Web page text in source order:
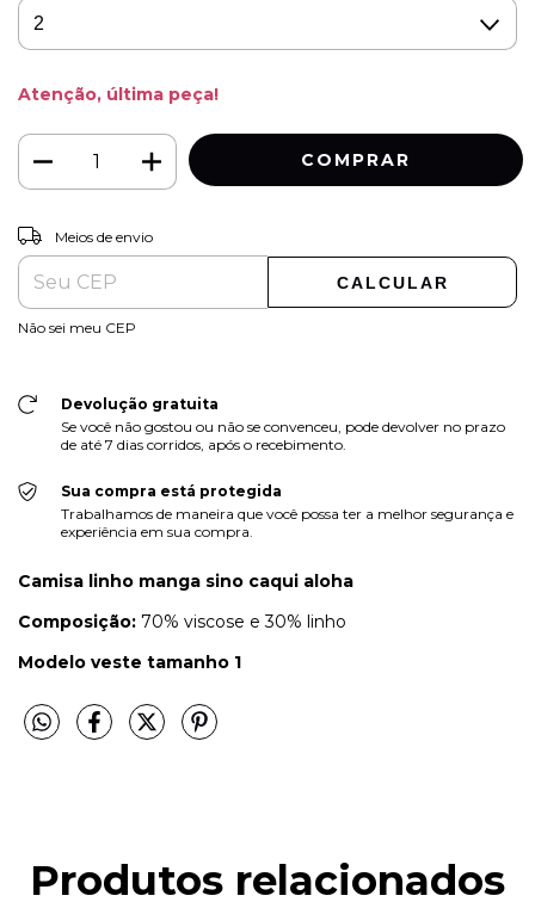
Atenção, última peça!
Entregas para o CEP:
Meios de envio
CALCULAR
Não sei meu CEP
Devolução gratuita
Se você não gostou ou não se convenceu, pode devolver no prazo
de até 7 dias corridos, após o recebimento.
Sua compra está protegida
Trabalhamos de maneira que você possa ter a melhor segurança e
experiência em sua compra.
Camisa linho manga sino caqui aloha
Composição: 70% viscose e 30% linho
Modelo veste tamanho 1
Produtos relacionados